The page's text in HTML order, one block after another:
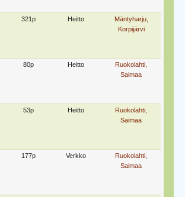
321p Heitto
Mäntyharju,
Korpijärvi
80p Heitto
Ruokolahti,
Saimaa
53p Heitto
Ruokolahti,
Saimaa
177p Verkko
Ruokolahti,
Saimaa